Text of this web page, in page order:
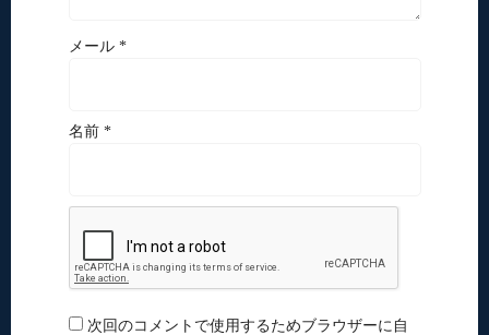
メール *
名前 *
次回のコメントで使用するためブラウザーに自